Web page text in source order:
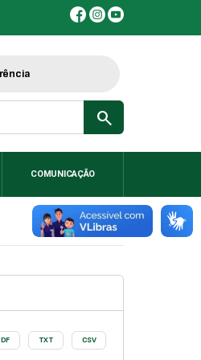
search
COMUNICAÇÃO
TXT CSV